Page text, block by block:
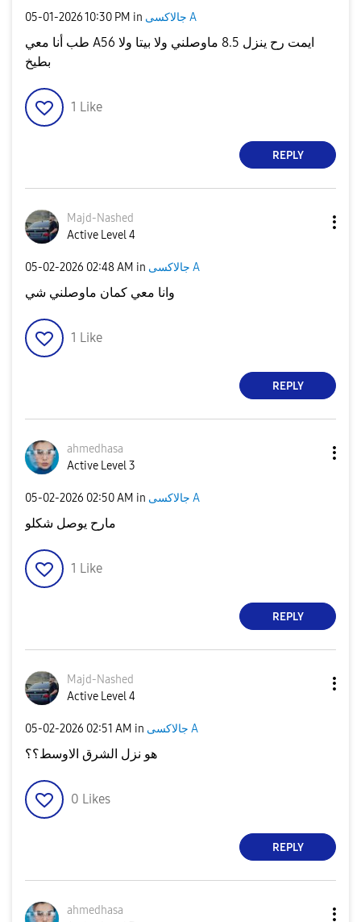
‎05-01-202610:30 PM in جالاكسى A
طب أنا معي A56 ايمت رح ينزل 8.5 ماوصلني ولا بيتا ولا
بطيخ
1 Like
REPLY
Majd-Nashed
Active Level 4
‎05-02-2026 02:48 AM in جالاكسى A
وانا معي كمان ماوصلني شي
1 Like
REPLY
ahmedhasa
Active Level 3
‎05-02-2026 02:50 AM in جالاكسى A
مارح يوصل شكلو
1 Like
REPLY
Majd-Nashed
Active Level 4
‎05-02-2026 02:51 AM in جالاكسى A
هو نزل الشرق الاوسط؟؟
0 Likes
REPLY
ahmedhasa